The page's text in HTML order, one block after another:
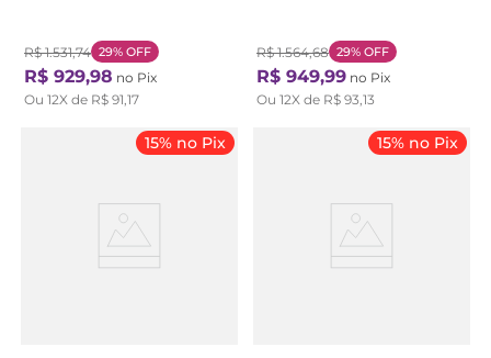
R$ 1.531,74 29% OFF
R$ 929,98 no Pix
Ou 12X de R$ 91,17
R$ 1.564,68 29% OFF
R$ 949,99 no Pix
Ou 12X de R$ 93,13
15% no Pix 15% no Pix